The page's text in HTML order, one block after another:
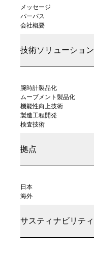
メッセージ
パーパス
会社概要
技術ソリューション
腕時計製品化
ムーブメント製品化
機能性向上技術
製造工程開発
検査技術
拠点
日本
海外
サスティナビリティ